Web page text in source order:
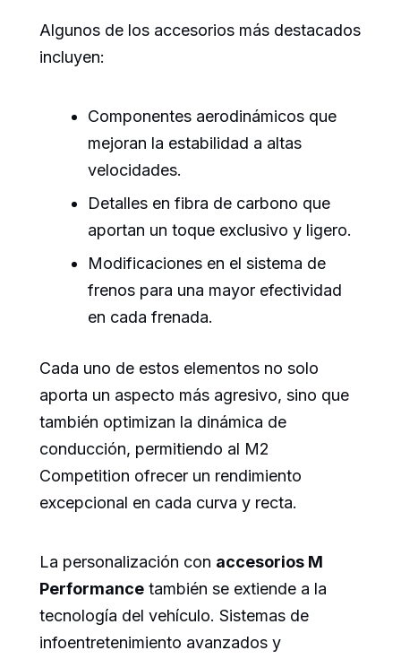
Algunos de los accesorios más destacados
incluyen:
Componentes aerodinámicos que
mejoran la estabilidad a altas
velocidades.
Detalles en fibra de carbono que
aportan un toque exclusivo y ligero.
Modificaciones en el sistema de
frenos para una mayor efectividad
en cada frenada.
Cada uno de estos elementos no solo
aporta un aspecto más agresivo, sino que
también optimizan la dinámica de
conducción, permitiendo al M2
Competition ofrecer un rendimiento
excepcional en cada curva y recta.
La personalización con accesorios M
Performance también se extiende a la
tecnología del vehículo. Sistemas de
infoentretenimiento avanzados y